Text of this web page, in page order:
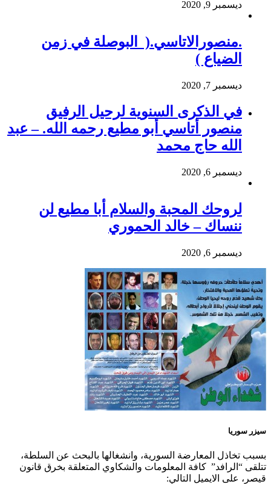
ديسمبر 9, 2020
.منصورالاتاسي.( البوصلة في زمن
الضياع )
ديسمبر 7, 2020
في الذكرى السنوية لرحيل الرفيق
منصور أتاسي أبو مطيع رحمه الله. – عبد
الله حاج محمد
ديسمبر 6, 2020
لروحك المحبة والسلام أبا مطيع لن
ننساك – خالد الحموري
ديسمبر 6, 2020
سيزر سوريا
بسبب تخاذل المعارضة السورية، وانشغالها بالبحث عن السلطة،
تتلقى “الرافد” كافة المعلومات والشكاوي المتعلقة بخرق قانون
قيصر، على الايميل التالي: